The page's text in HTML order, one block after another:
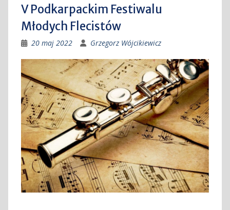
V Podkarpackim Festiwalu
Młodych Flecistów
20 maj 2022 Grzegorz Wójcikiewicz